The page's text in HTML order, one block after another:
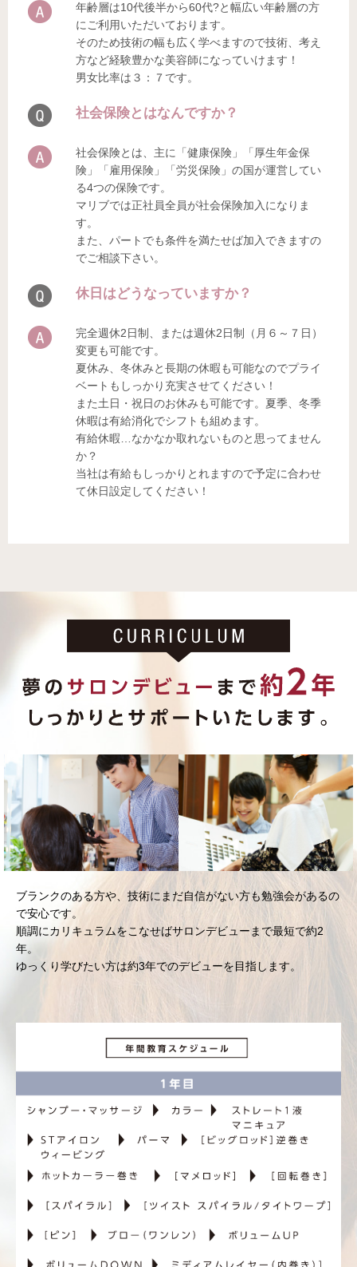
年齢層は10代後半から60代?と幅広い年齢層の方
にご利用いただいております。
そのため技術の幅も広く学べますので技術、考え
方など経験豊かな美容師になっていけます！
男女比率は３：７です。
社会保険とはなんですか？
社会保険とは、主に「健康保険」「厚生年金保
険」「雇用保険」「労災保険」の国が運営してい
る4つの保険です。
マリブでは正社員全員が社会保険加入になりま
す。
また、パートでも条件を満たせば加入できますの
でご相談下さい。
休日はどうなっていますか？
完全週休2日制、または週休2日制（月６～７日）
変更も可能です。
夏休み、冬休みと長期の休暇も可能なのでプライ
ベートもしっかり充実させてください！
また土日・祝日のお休みも可能です。夏季、冬季
休暇は有給消化でシフトも組めます。
有給休暇…なかなか取れないものと思ってません
か？
当社は有給もしっかりとれますので予定に合わせ
て休日設定してください！
ブランクのある方や、技術にまだ自信がない方も勉強会があるの
で安心です。
順調にカリキュラムをこなせばサロンデビューまで最短で約2
年。
ゆっくり学びたい方は約3年でのデビューを目指します。